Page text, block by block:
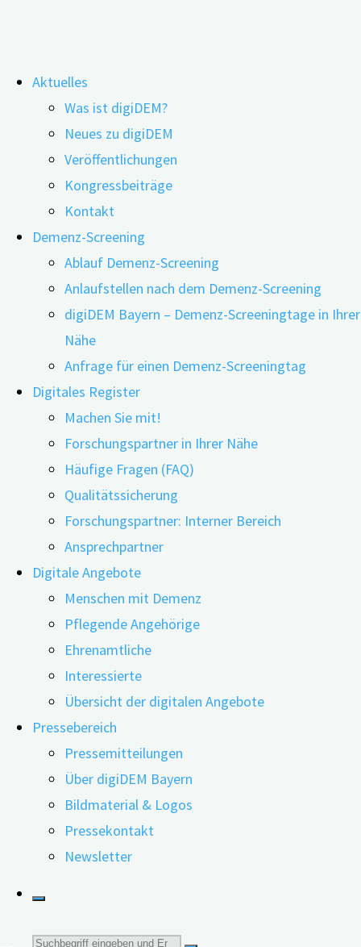
Inhalt
springen
Aktuelles
Was ist digiDEM?
Neues zu digiDEM
Veröffentlichungen
Kongressbeiträge
Kontakt
Demenz-Screening
Ablauf Demenz-Screening
Anlaufstellen nach dem Demenz-Screening
digiDEM Bayern – Demenz-Screeningtage in Ihrer
Nähe
Anfrage für einen Demenz-Screeningtag
Digitales Register
Machen Sie mit!
Forschungspartner in Ihrer Nähe
Häufige Fragen (FAQ)
Qualitätssicherung
Forschungspartner: Interner Bereich
Ansprechpartner
Digitale Angebote
Menschen mit Demenz
Pflegende Angehörige
Ehrenamtliche
Interessierte
Übersicht der digitalen Angebote
Pressebereich
Pressemitteilungen
Über digiDEM Bayern
Bildmaterial & Logos
Pressekontakt
Newsletter
Suche
Können Hörgeräte vor Demenz
schützen?
25.02.202624.06.2026
Hörverlust gehört zu den häufigsten
gesundheitlichen Veränderungen im höheren
Lebensalter. Etwa jede dritte Person über 65 Jahren
ist betroffen. Seit einigen Jahren vermuten
Forschende zudem einen Zusammenhang zwischen
Schwerhörigkeit und einem erhöhten Risiko für
kognitive Beeinträchtigungen und Demenz. Doch
kann die Versorgung mit Hörgeräten tatsächlich
helfen, geistigen Abbau zu verlangsamen oder
sogar Demenz vorzubeugen? Dieser Frage ist ein
Forschungsteam aus Australien in einer aktuellen
Studie nachgegangen.
Die Forschenden nutzten Daten aus einer großen
australischen Langzeitstudie. In die Auswertung wurden
rund 2.800 Personen ab 70 Jahren einbezogen, die zu
Hörprobleme berichteten und bislang keine Hörgeräte